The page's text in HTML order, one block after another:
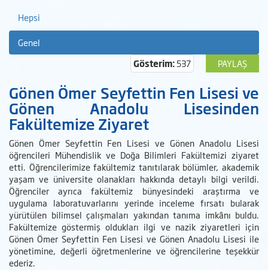
Hepsi
Genel
PAYLAŞ
Gösterim:537
Gönen Ömer Seyfettin Fen Lisesi ve
Gönen Anadolu Lisesinden
Fakültemize Ziyaret
Gönen Ömer Seyfettin Fen Lisesi ve Gönen Anadolu Lisesi
öğrencileri Mühendislik ve Doğa Bilimleri Fakültemizi ziyaret
etti. Öğrencilerimize fakültemiz tanıtılarak bölümler, akademik
yaşam ve üniversite olanakları hakkında detaylı bilgi verildi.
Öğrenciler ayrıca fakültemiz bünyesindeki araştırma ve
uygulama laboratuvarlarını yerinde inceleme fırsatı bularak
yürütülen bilimsel çalışmaları yakından tanıma imkânı buldu.
Fakültemize göstermiş oldukları ilgi ve nazik ziyaretleri için
Gönen Ömer Seyfettin Fen Lisesi ve Gönen Anadolu Lisesi ile
yönetimine, değerli öğretmenlerine ve öğrencilerine teşekkür
ederiz.